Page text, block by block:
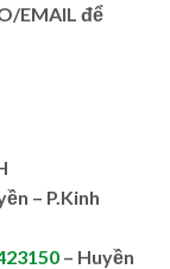
EMAIL để
– P.Kinh
– Huyền